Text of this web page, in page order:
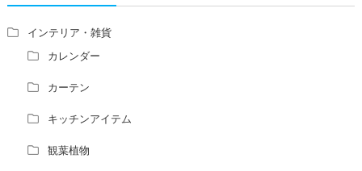
家相風水の診断・鑑定料金や相場について
家相・風水の鑑定料金の相場が知りたい。
風水の流派について教えてください。
風水師になるには、どんな勉強をすればいいですか？
インテリア・雑貨
カレンダー
カーテン
キッチンアイテム
観葉植物